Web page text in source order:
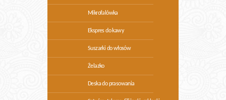
Mikrofalówka
Ekspres do kawy
Suszarki do włosów
Żelazko
Deska do prasowania